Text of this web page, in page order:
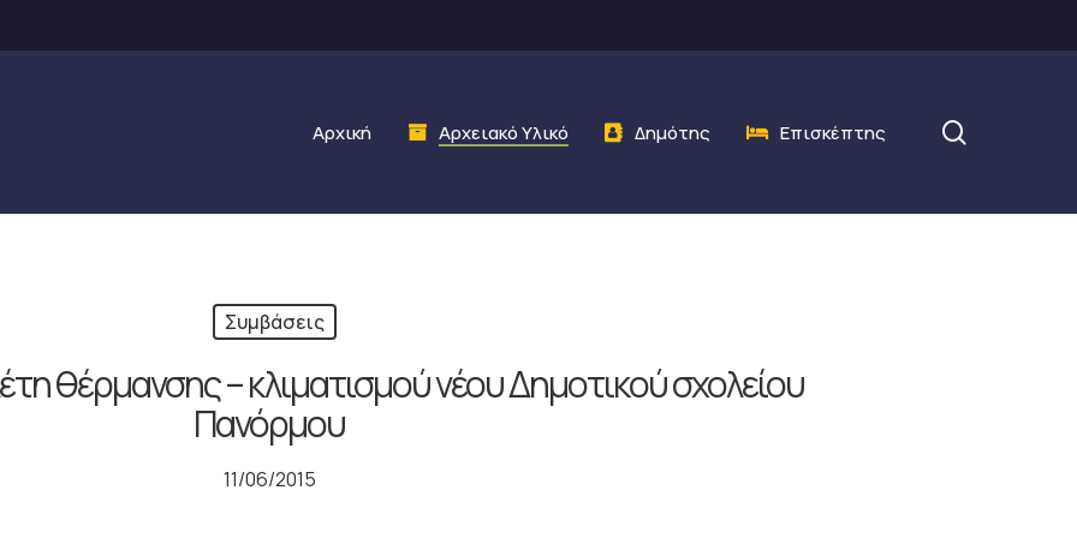
Αρχική Αρχειακό Υλικό Δημότης Επισκέπτης
Συμβάσεις
θέρμανσης – κλιματισμού νέου Δημοτικού σχολείου
Πανόρμου
11/06/2015